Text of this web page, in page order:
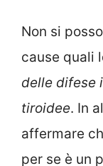
Non si
cause quali
delle difese
tiroidee. In
affermare
per se è un